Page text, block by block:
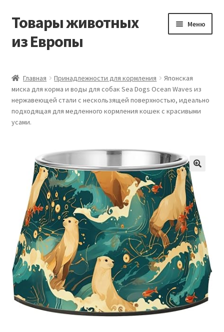
Перейти
навигации
Перейти
содержимому
Товары животных
из Европы
Меню
Виды доставки
Заказать доставку корма из Германии
Корзина
Мой аккаунт
О компании
Отзывы
Оформление заказа
Партнерам
Главная Принадлежности для кормления
Японская
миска для корма и воды для собак Sea Dogs Ocean Waves из
нержавеющей стали с нескользящей поверхностью, идеально
подходящая для медленного кормления кошек с красивыми
усами.